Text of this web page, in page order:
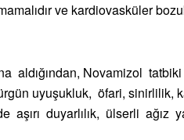
ve kardiovasküler
aldığından, Novamizol tatbiki
uyuşukluk, öfari, sinirlilik,
duyarlılık, ülserli ağız